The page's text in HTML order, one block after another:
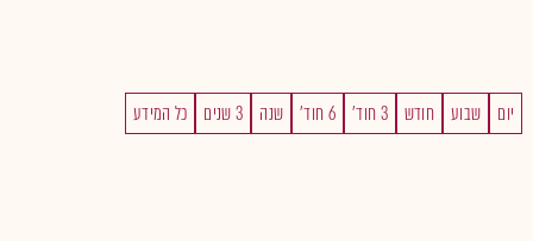
יום שבוע חודש 3 חוד' 6 חוד' שנה 3 שנים כל המידע